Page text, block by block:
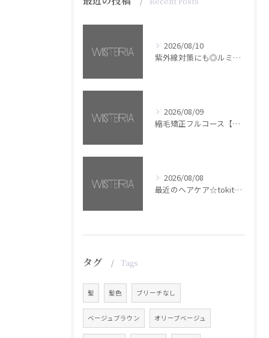
2026/08/10
紫外線対策にも◎ルミナススプレー【銀座・美容室WISTERIA】
2026/08/09
縮毛矯正フルコース【銀座・美容室WISTERIA】
2026/08/08
最近のヘアケア☆tokita【銀座・美容室WISTERIA】
タグ Tags
髪 髪色 ブリーチなし
ベージュブラウン オリーブベージュ